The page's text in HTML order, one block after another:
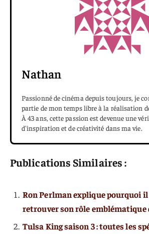
Nathan
Passionné de cinéma depuis toujours, je
partie de mon temps libre à la réalisation
À 43 ans, cette passion est devenue une
d'inspiration et de créativité dans ma vie.
Publications Similaires :
Ron Perlman explique pourquoi il
retrouver son rôle emblématique
Tulsa King saison 3 : toutes les